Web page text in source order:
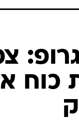
כוח